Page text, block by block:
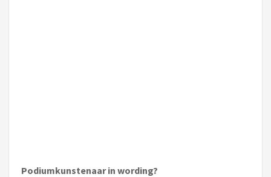
Podiumkunstenaar in wording?